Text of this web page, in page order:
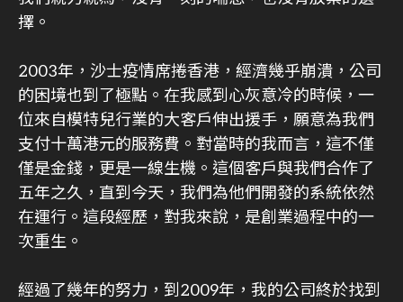
擇。
2003年，沙士疫情席捲香港，經濟幾乎崩潰，公司
的困境也到了極點。在我感到心灰意冷的時候，一
位來自模特兒行業的大客戶伸出援手，願意為我們
支付十萬港元的服務費。對當時的我而言，這不僅
僅是金錢，更是一線生機。這個客戶與我們合作了
五年之久，直到今天，我們為他們開發的系統依然
在運行。這段經歷，對我來說，是創業過程中的一
次重生。
經過了幾年的努力，到2009年，我的公司終於找到